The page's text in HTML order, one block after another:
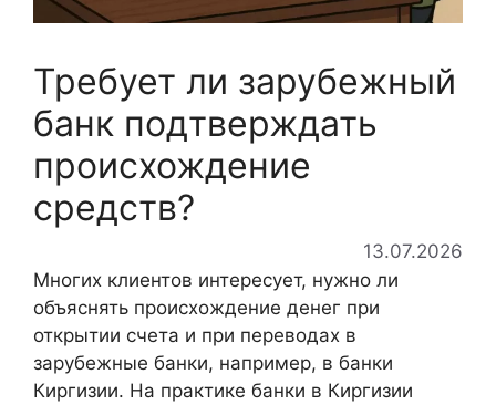
Требует ли зарубежный
банк подтверждать
происхождение
средств?
13.07.2026
Многих клиентов интересует, нужно ли
объяснять происхождение денег при
открытии счета и при переводах в
зарубежные банки, например, в банки
Киргизии. На практике банки в Киргизии